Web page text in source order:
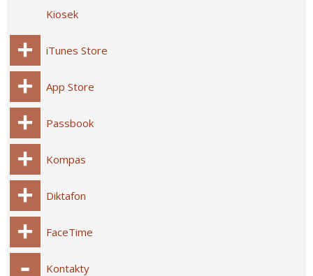
Kiosek
iTunes Store
App Store
Passbook
Kompas
Diktafon
FaceTime
Kontakty